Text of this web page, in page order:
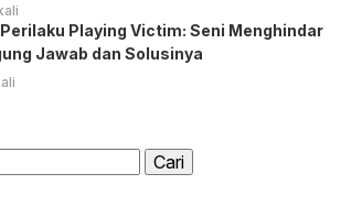
Playing Victim: Seni Menghindar
Jawab dan Solusinya